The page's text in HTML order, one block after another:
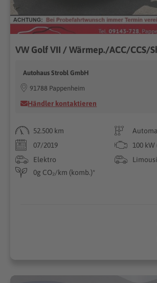
Autohaus Strobl GmbH
91788 Pappenheim
Händler kontaktieren
52.500 km
07/2019
100 kW
Elektro
0g CO₂/km (komb.)*